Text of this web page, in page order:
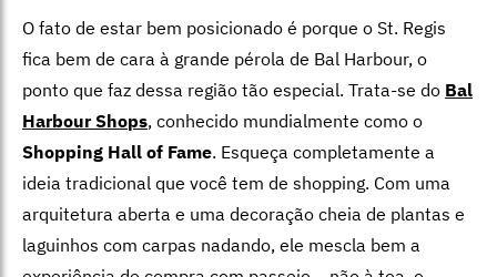
O fato de estar bem posicionado é porque o St. Regis
fica bem de cara à grande pérola de Bal Harbour, o
ponto que faz dessa região tão especial. Trata-se do Bal
Harbour Shops, conhecido mundialmente como o
Shopping Hall of Fame. Esqueça completamente a
ideia tradicional que você tem de shopping. Com uma
arquitetura aberta e uma decoração cheia de plantas e
laguinhos com carpas nadando, ele mescla bem a